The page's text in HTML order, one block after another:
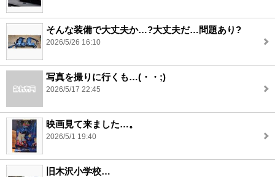
そんな装備で大丈夫か…?大丈夫だ…問題あり?
2026/5/26 16:10
写真を撮りに行くも…(・・;)
2026/5/17 22:45
映画見て来ました…。
2026/5/1 19:40
旧木沢小学校…